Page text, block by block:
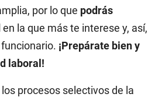
por lo que podrás
en la que más te interese y, así,
¡Prepárate bien y
laboral!
procesos selectivos de la